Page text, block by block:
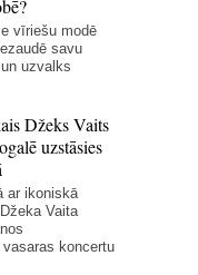
vīriešu modē
savu
uzvalks
Džeks Vaits
uzstāsies
ar ikoniskā
Vaita
koncertu